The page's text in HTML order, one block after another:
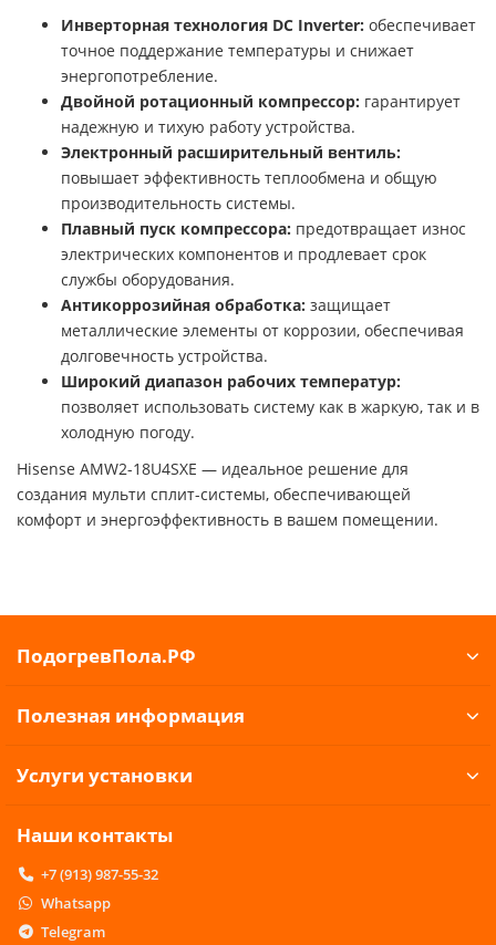
Инверторная технология DC Inverter: обеспечивает
точное поддержание температуры и снижает
энергопотребление.
Двойной ротационный компрессор: гарантирует
надежную и тихую работу устройства.
Электронный расширительный вентиль:
повышает эффективность теплообмена и общую
производительность системы.
Плавный пуск компрессора: предотвращает износ
электрических компонентов и продлевает срок
службы оборудования.
Антикоррозийная обработка: защищает
металлические элементы от коррозии, обеспечивая
долговечность устройства.
Широкий диапазон рабочих температур:
позволяет использовать систему как в жаркую, так и в
холодную погоду.
Hisense AMW2-18U4SXE — идеальное решение для
создания мульти сплит-системы, обеспечивающей
комфорт и энергоэффективность в вашем помещении.
ПодогревПола.РФ
Полезная информация
Услуги установки
Наши контакты
+7 (913) 987-55-32
Whatsapp
Telegram